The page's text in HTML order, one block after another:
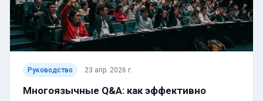
Руководство 23 апр. 2026 г.
Многоязычные Q&A: как эффективно